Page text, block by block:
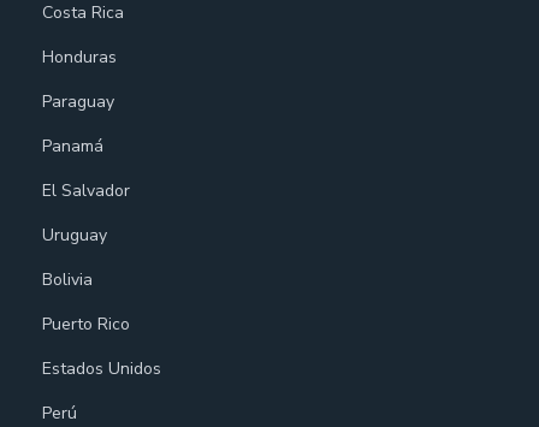
Costa Rica
Honduras
Paraguay
Panamá
El Salvador
Uruguay
Bolivia
Puerto Rico
Estados Unidos
Perú